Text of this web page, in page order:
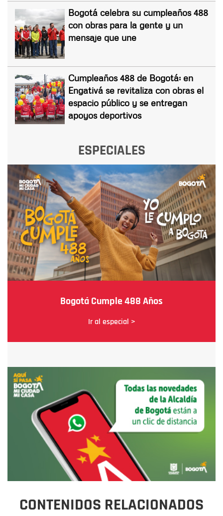
Bogotá celebra su cumpleaños 488
con obras para la gente y un
mensaje que une
Cumpleaños 488 de Bogotá: en
Engativá se revitaliza con obras el
espacio público y se entregan
apoyos deportivos
ESPECIALES
Bogotá Cumple 488 Años
Ir al especial >
CONTENIDOS RELACIONADOS